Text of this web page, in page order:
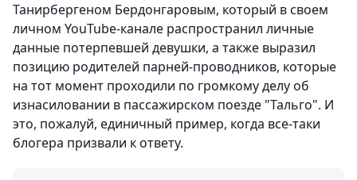
Танирбергеном Бердонгаровым, который в своем
личном YouTube-канале распространил личные
данные потерпевшей девушки, а также выразил
позицию родителей парней-проводников, которые
на тот момент проходили по громкому делу об
изнасиловании в пассажирском поезде "Тальго". И
это, пожалуй, единичный пример, когда все-таки
блогера призвали к ответу.